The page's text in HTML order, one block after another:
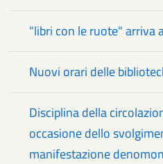
"libri con le ruote" arriva
Nuovi orari delle
Disciplina della
occasione dello
manifestazione